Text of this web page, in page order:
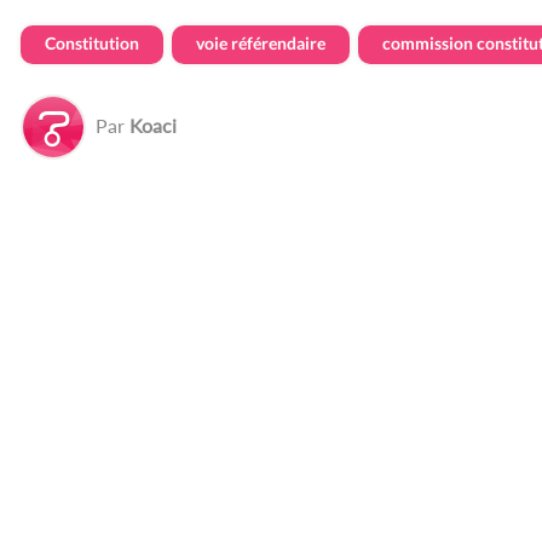
Constitution voie référendaire commission
Par Koaci